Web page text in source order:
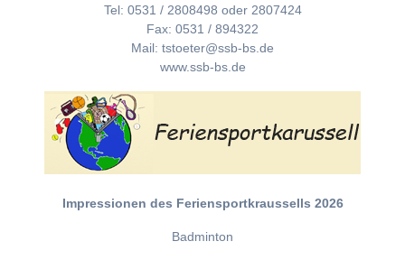
Tel: 0531 / 2808498 oder 2807424
Fax: 0531 / 894322
Mail: tstoeter@ssb-bs.de
www.ssb-bs.de
Impressionen des Feriensportkraussells 2026
Badminton